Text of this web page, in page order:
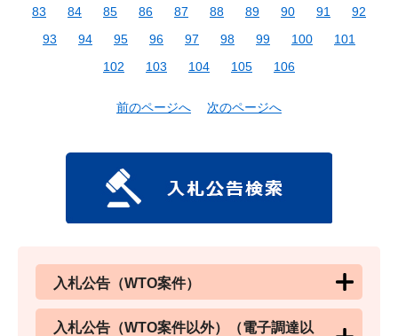
83
84 85 86 87 88 89 90 91
92
93
94 95 96 97 98 99 100
101
102
103 104 105 106
前のページへ 次のページへ
入札公告（WTO案件）
入札公告（WTO案件以外）（電子調達以